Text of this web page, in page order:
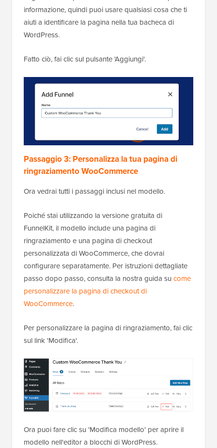
informazione, quindi puoi usare qualsiasi cosa che ti
aiuti a identificare la pagina nella tua bacheca di
WordPress.
Fatto ciò, fai clic sul pulsante 'Aggiungi'.
Passaggio 3: Personalizza la tua pagina di
ringraziamento WooCommerce
Ora vedrai tutti i passaggi inclusi nel modello.
Poiché stai utilizzando la versione gratuita di
FunnelKit, il modello include una pagina di
ringraziamento e una pagina di checkout
personalizzata di WooCommerce, che dovrai
configurare separatamente. Per istruzioni dettagliate
passo dopo passo, consulta la nostra guida su come
personalizzare la pagina di checkout di
WooCommerce.
Per personalizzare la pagina di ringraziamento, fai clic
sul link 'Modifica'.
Ora puoi fare clic su 'Modifica modello' per aprire il
modello nell'editor a blocchi di WordPress.